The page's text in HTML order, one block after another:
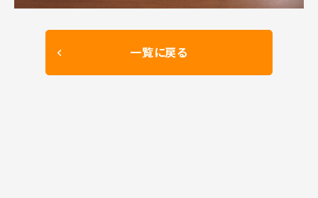
一覧に戻る